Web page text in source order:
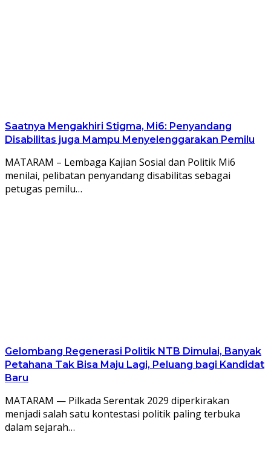
Saatnya Mengakhiri Stigma, Mi6: Penyandang
Disabilitas juga Mampu Menyelenggarakan Pemilu
MATARAM – Lembaga Kajian Sosial dan Politik Mi6
menilai, pelibatan penyandang disabilitas sebagai
petugas pemilu…
Gelombang Regenerasi Politik NTB Dimulai, Banyak
Petahana Tak Bisa Maju Lagi, Peluang bagi Kandidat
Baru
MATARAM — Pilkada Serentak 2029 diperkirakan
menjadi salah satu kontestasi politik paling terbuka
dalam sejarah…